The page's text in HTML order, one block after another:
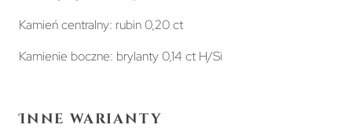
Kamień centralny: rubin 0,20 ct
Kamienie boczne: brylanty 0,14 ct H/Si
Inne warianty